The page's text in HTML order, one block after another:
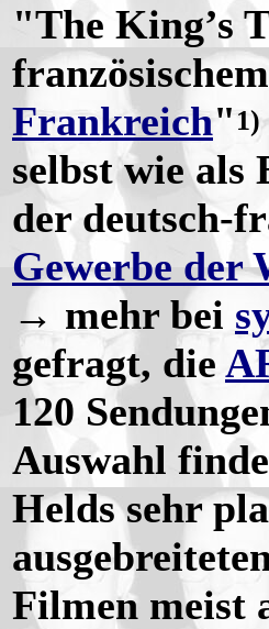
"The King’s
Frankreich" 1)
selbst wie
der deutsch-
Gewerbe der
→ mehr bei
gefragt, die
120
Auswahl
Helds sehr
Filmen meist